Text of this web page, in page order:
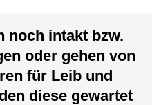
noch intakt bzw.
oder gehen von
für Leib und
diese gewartet